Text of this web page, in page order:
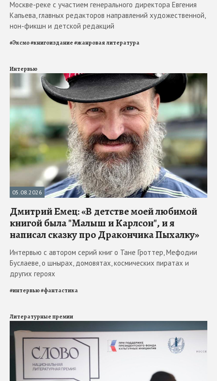
Москве-реке с участием генерального директора Евгения
Капьева, главных редакторов направлений художественной,
нон-фикшн и детской редакций
#Эксмо#книгоиздание#жанровая литература
Интервью
05.08.2026
Дмитрий Емец: «В детстве моей любимой
книгой была "Малыш и Карлсон", и я
написал сказку про Дракончика Пыхалку»
Интервью с автором серий книг о Тане Гроттер, Мефодии
Буслаеве, о шнырах, домовятах, космических пиратах и
других героях
#интервью#фантастика
Литературные премии